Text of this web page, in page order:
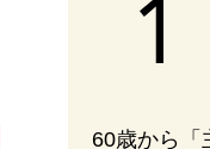
60歳から「